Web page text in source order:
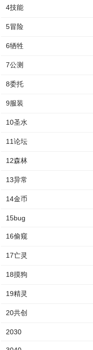
4技能
5冒险
6牺牲
7公测
8委托
9服装
10圣水
11论坛
12森林
13异常
14金币
15bug
16偷窥
17亡灵
18摸狗
19精灵
20共创
2030